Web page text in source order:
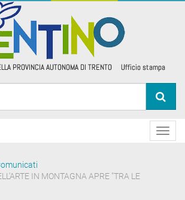
IN MONTAGNA APRE "TRA LE